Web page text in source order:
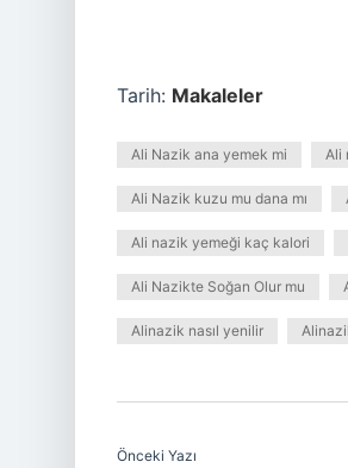
Tarih: Makaleler
Ali Nazik ana yemek mi Ali
Ali Nazik kuzu mu dana mı
Ali nazik yemeği kaç kalori
Ali Nazikte Soğan Olur mu
Alinazik nasıl yenilir
Önceki Yazı